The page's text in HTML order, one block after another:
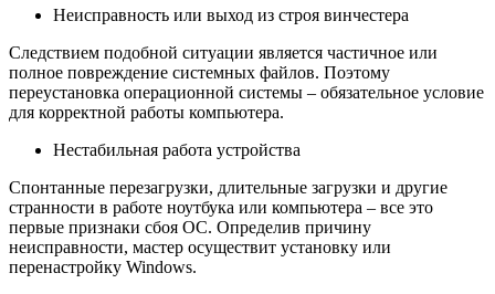
Неисправность или выход из строя винчестера
Следствием подобной ситуации является частичное или
полное повреждение системных файлов. Поэтому
переустановка операционной системы – обязательное условие
для корректной работы компьютера.
Нестабильная работа устройства
Спонтанные перезагрузки, длительные загрузки и другие
странности в работе ноутбука или компьютера – все это
первые признаки сбоя ОС. Определив причину
неисправности, мастер осуществит установку или
перенастройку Windows.